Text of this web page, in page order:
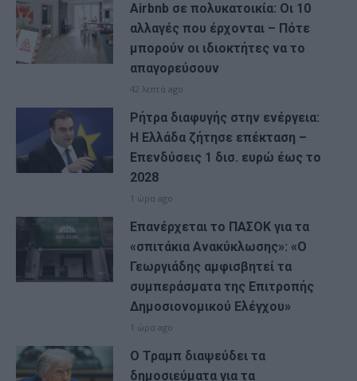
Airbnb σε πολυκατοικία: Οι 10
αλλαγές που έρχονται – Πότε
μπορούν οι ιδιοκτήτες να το
απαγορεύσουν
42 λεπτά ago
Ρήτρα διαφυγής στην ενέργεια:
Η Ελλάδα ζήτησε επέκταση –
Επενδύσεις 1 δισ. ευρώ έως το
2028
1 ώρα ago
Επανέρχεται το ΠΑΣΟΚ για τα
«σπιτάκια Ανακύκλωσης»: «Ο
Γεωργιάδης αμφισβητεί τα
συμπεράσματα της Επιτροπής
Δημοσιονομικού Ελέγχου»
1 ώρα ago
Ο Τραμπ διαψεύδει τα
δημοσιεύματα για τα